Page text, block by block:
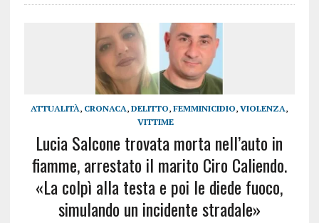
ATTUALITÀ, CRONACA,DELITTO,FEMMINICIDIO,VIOLENZA,
VITTIME
Lucia Salcone trovata morta nell’auto in
fiamme, arrestato il marito Ciro Caliendo.
«La colpì alla testa e poi le diede fuoco,
simulando un incidente stradale»